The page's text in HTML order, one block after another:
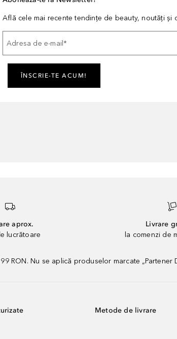
Află cele mai recente tendințe de beauty, noutăți și
Adresa de e-mail *
ÎNSCRIE-TE ACUM!
aprox.
lucrătoare
Livrare
la comenzi de
RON. Nu se aplică produselor marcate
Metode de livrare